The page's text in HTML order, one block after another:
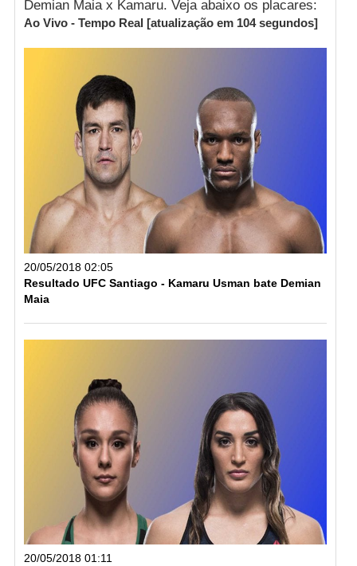
Demian Maia x Kamaru. Veja abaixo os placares:
Ao Vivo - Tempo Real [atualização em 103segundos]
20/05/2018 02:05
Resultado UFC Santiago - Kamaru Usman bate Demian
Maia
20/05/2018 01:11